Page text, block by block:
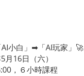
小白」➡「AI玩家」🚀
月16日（六）
，６小時課程